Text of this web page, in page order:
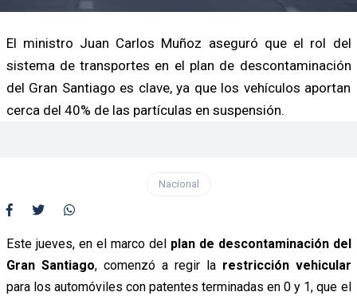
El ministro Juan Carlos Muñoz aseguró que el rol del
sistema de transportes en el plan de descontaminación
del Gran Santiago es clave, ya que los vehículos aportan
cerca del 40% de las partículas en suspensión.
Nacional
Este jueves, en el marco del plan de descontaminación del
Gran Santiago, comenzó a regir la restricción vehicular
para los automóviles con patentes terminadas en 0 y 1, que el